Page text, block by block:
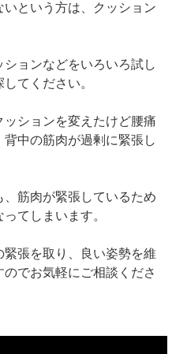
という方は、クッション
ョンなどをいろいろ試し
てください。
ションを変えたけど腰痛
中の筋肉が過剰に緊張し
筋肉が緊張しているため
てしまいます。
張を取り、良い姿勢を維
でお気軽にご相談くださ